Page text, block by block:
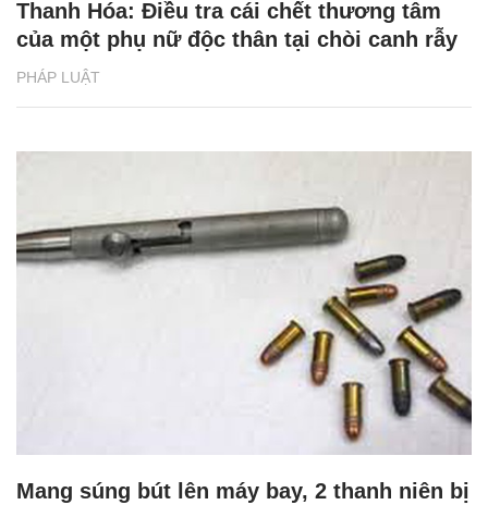
PHÁP LUẬT
Thanh Hóa: Điều tra cái chết thương tâm
của một phụ nữ độc thân tại chòi canh rẫy
Mang súng bút lên máy bay, 2 thanh niên bị